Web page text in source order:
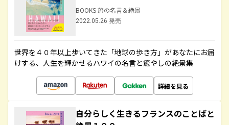
BOOKS 旅の名言＆絶景
2022.05.26 発売
世界を４０年以上歩いてきた「地球の歩き方」があなたにお届
けする、人生を輝かせるハワイの名言と癒やしの絶景集
詳細を見る
自分らしく生きるフランスのことばと